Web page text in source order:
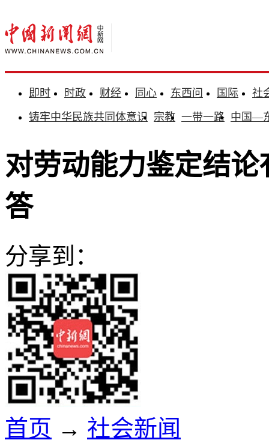
即时 时政 财经 同心 东西问 国际
社
铸牢中华民族共同体意识 宗教 一带一路 中国—
对劳动能力鉴定结
答
分享到：
首页 → 社会新闻